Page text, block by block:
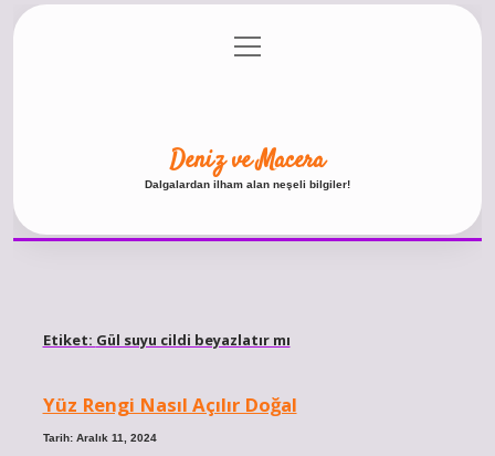
Gizlilik Politikası
menüyü
aç
Deniz ve Macera
Dalgalardan ilham alan neşeli bilgiler!
Etiket: Gül suyu cildi beyazlatır mı
Yüz Rengi Nasıl Açılır Doğal
Tarih: Aralık 11, 2024